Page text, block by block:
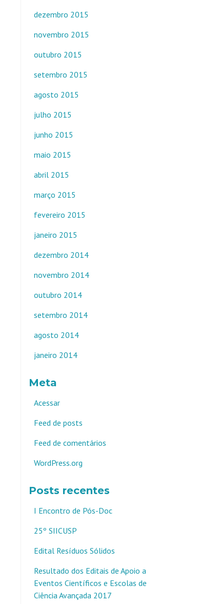
dezembro 2015
novembro 2015
outubro 2015
setembro 2015
agosto 2015
julho 2015
junho 2015
maio 2015
abril 2015
março 2015
fevereiro 2015
janeiro 2015
dezembro 2014
novembro 2014
outubro 2014
setembro 2014
agosto 2014
janeiro 2014
Meta
Acessar
Feed de posts
Feed de comentários
WordPress.org
Posts recentes
I Encontro de Pós-Doc
25º SIICUSP
Edital Resíduos Sólidos
Resultado dos Editais de Apoio a
Eventos Científicos e Escolas de
Ciência Avançada 2017